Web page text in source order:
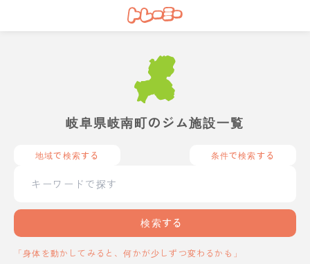
岐阜県岐南町のジム施設一覧
地域で検索する 条件で検索する
検索する
「身体を動かしてみると、何かが少しずつ変わるかも」